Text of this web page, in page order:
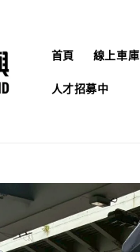
首頁 線上車庫
人才招募中